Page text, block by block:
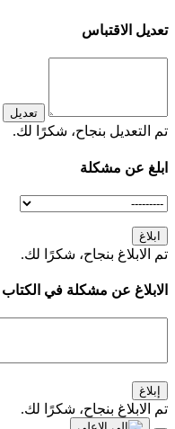
تعديل الاقتباس
تعديل
تم التعديل بنجاح، شكرًا لك.
ابلغ عن مشكلة
ابلاغ
تم الابلاغ بنجاح، شكرًا لك.
الابلاغ عن مشكلة في الكتاب
إبلاغ
تم الابلاغ بنجاح، شكرًا لك.